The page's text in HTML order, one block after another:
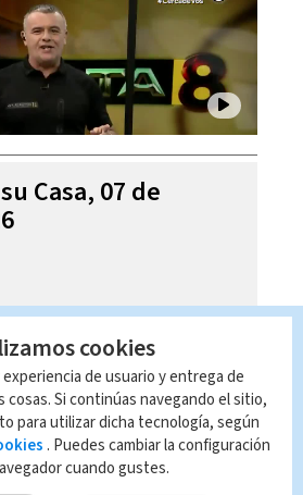
Casa, 07 de
cookies
de usuario y entrega de
Si continúas navegando el sitio,
para utilizar dicha tecnología, según
. Puedes cambiar la configuración
cuando gustes.